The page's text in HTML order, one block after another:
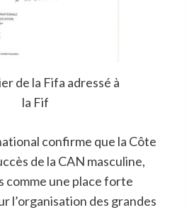
de la Fifa adressé à
la Fif
confirme que la Côte
de la CAN masculine,
comme une place forte
l’organisation des grandes